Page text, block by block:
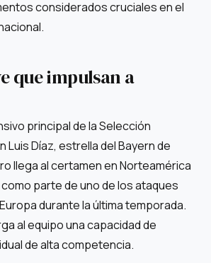
considerados cruciales en el
que impulsan a
principal de la Selección
Luis Díaz, estrella del Bayern de
llega al certamen en Norteamérica
parte de uno de los ataques
durante la última temporada.
al equipo una capacidad de
de alta competencia.